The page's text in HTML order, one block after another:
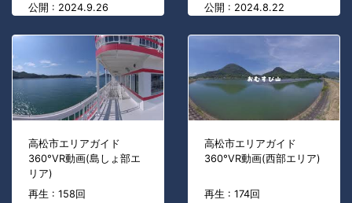
公開 : 2024.9.26
公開 : 2024.8.22
高松市エリアガイド
360°VR動画(島しょ部エ
リア)
再生 : 158回
高松市エリアガイド
360°VR動画(西部エリア)
再生 : 174回